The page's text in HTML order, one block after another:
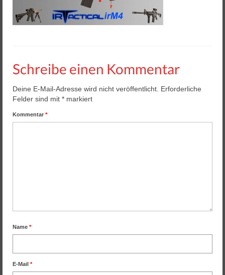
Helios 2 & 3
Helios Pro
Lasergame Berlin GmbH
Game Card – NFC Kartenzahlung
Schreibe einen Kommentar
Deine E-Mail-Adresse wird nicht veröffentlicht. Erforderliche
Felder sind mit * markiert
Kommentar *
Name *
E-Mail *